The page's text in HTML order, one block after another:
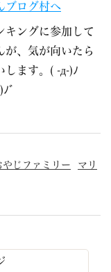
ングに参加して
が、気が向いたら
します。( -д-)ﾉ
ﾞ
やじファミリー マリ